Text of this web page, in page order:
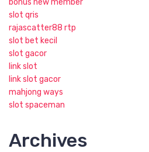
bonus new member
slot qris
rajascatter88 rtp
slot bet kecil
slot gacor
link slot
link slot gacor
mahjong ways
slot spaceman
Archives